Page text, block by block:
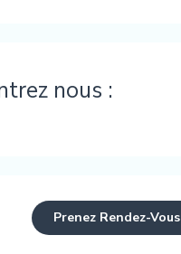
nous :
Prenez Rendez-Vous